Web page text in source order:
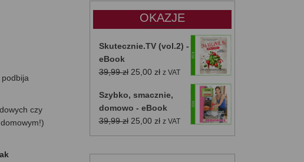
podbija
czy
OKAZJE
Skutecznie.TV (vol.2) -
eBook
39,99zł Pierwotna
wynosiła:
39,99 zł.
25,00 złAktualna
wynosi:
25,00 zł.
z VAT
Szybko, smacznie,
domowo - eBook
39,99zł Pierwotna
cena
25,00 złAktualna
cena
z VAT